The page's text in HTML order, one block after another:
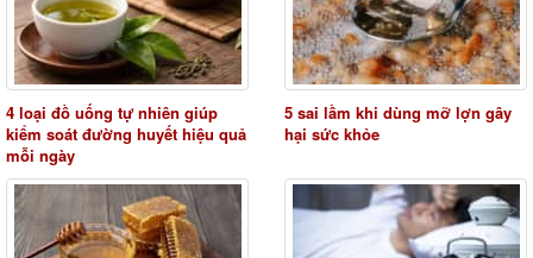
4 loại đồ uống tự nhiên giúp
kiểm soát đường huyết hiệu quả
mỗi ngày
5 sai lầm khi dùng mỡ lợn gây
hại sức khỏe